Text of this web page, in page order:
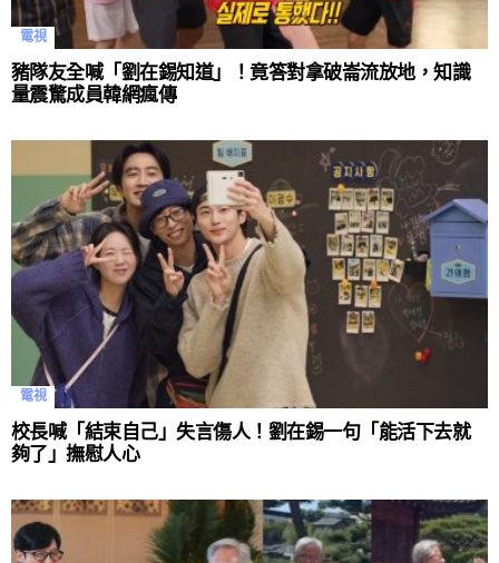
電視
豬隊友全喊「劉在錫知道」！竟答對拿破崙流放地，知識
量震驚成員韓網瘋傳
電視
校長喊「結束自己」失言傷人！劉在錫一句「能活下去就
夠了」撫慰人心